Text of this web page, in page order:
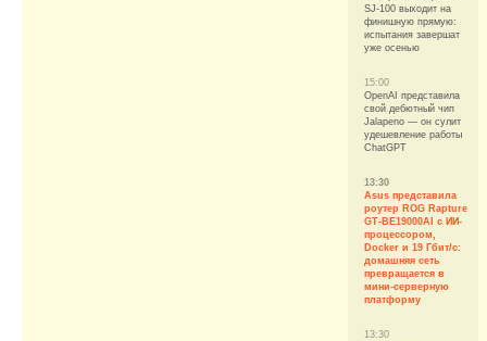
SJ-100 выходит на
финишную прямую:
испытания завершат
уже осенью
15:00
OpenAI представила
свой дебютный чип
Jalapeno — он сулит
удешевление работы
ChatGPT
13:30
Asus представила
роутер ROG Rapture
GT-BE19000AI с ИИ-
процессором,
Docker и 19 Гбит/с:
домашняя сеть
превращается в
мини-серверную
платформу
13:30